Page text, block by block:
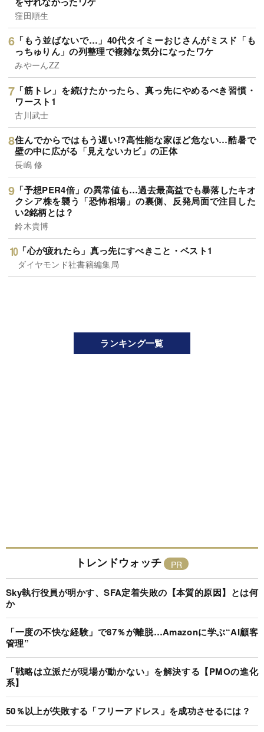
窪田順生
「もう並ばないで…」40代タイミーおじさんがミスド「も
っちゅりん」の列整理で複雑な気分になったワケ
みやーんZZ
「筋トレ」を続けたかったら、真っ先にやめるべき習慣・
ワースト1
古川武士
住んでからではもう遅い!?高性能な家ほど危ない…酷暑で
壁の中に広がる「見えないカビ」の正体
長嶋 修
「予想PER4倍」の異常値も…過去最高益でも暴落したキオ
クシア株を襲う「恐怖相場」の裏側、反発局面で注目した
い2銘柄とは？
鈴木貴博
「心が疲れたら」真っ先にすべきこと・ベスト1
ダイヤモンド社書籍編集局
ランキング一覧
トレンドウォッチ
Sky執行役員が明かす、SFA定着失敗の【本質的原因】とは何
か
「一度の不快な経験」で87％が離脱…Amazonに学ぶ“AI顧客
管理”
「戦略は立派だが現場が動かない」を解決する【PMOの進化
系】
50％以上が失敗する「フリーアドレス」を成功させるには？